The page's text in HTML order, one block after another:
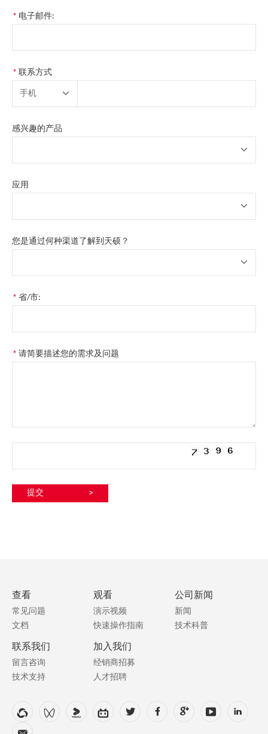
* 电子邮件:
* 联系方式
手机
感兴趣的产品
应用
您是通过何种渠道了解到天硕？
* 省/市:
* 请简要描述您的需求及问题
提交 >
查看
常见问题
文档
观看
演示视频
快速操作指南
公司新闻
新闻
技术科普
联系我们
留言咨询
技术支持
加入我们
经销商招募
人才招聘